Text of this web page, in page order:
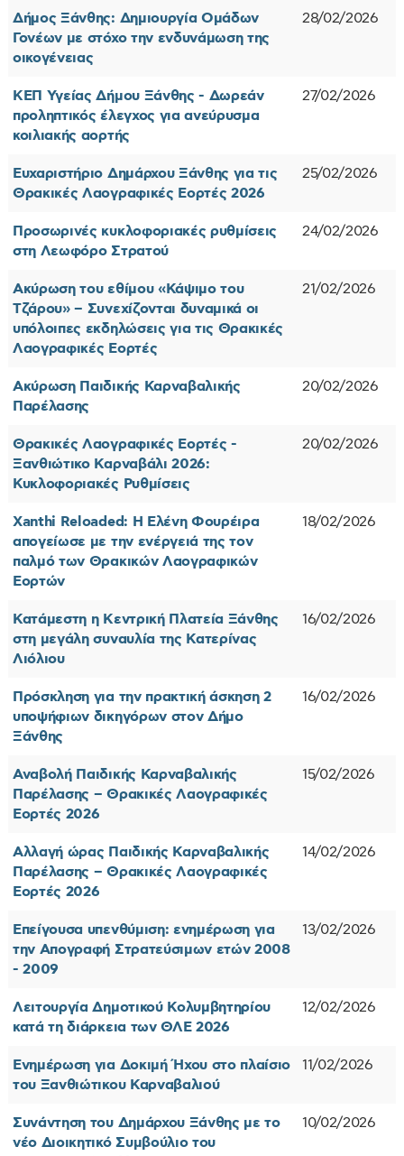
Δήμος Ξάνθης: Δημιουργία Ομάδων
Γονέων με στόχο την ενδυνάμωση της
οικογένειας
28/02/2026
ΚΕΠ Υγείας Δήμου Ξάνθης - Δωρεάν
προληπτικός έλεγχος για ανεύρυσμα
κοιλιακής αορτής
27/02/2026
Ευχαριστήριο Δημάρχου Ξάνθης για τις
Θρακικές Λαογραφικές Εορτές 2026
25/02/2026
Προσωρινές κυκλοφοριακές ρυθμίσεις
στη Λεωφόρο Στρατού
24/02/2026
Ακύρωση του εθίμου «Κάψιμο του
Τζάρου» – Συνεχίζονται δυναμικά οι
υπόλοιπες εκδηλώσεις για τις Θρακικές
Λαογραφικές Εορτές
21/02/2026
Ακύρωση Παιδικής Καρναβαλικής
Παρέλασης
20/02/2026
Θρακικές Λαογραφικές Εορτές -
Ξανθιώτικο Καρναβάλι 2026:
Κυκλοφοριακές Ρυθμίσεις
20/02/2026
Xanthi Reloaded: Η Ελένη Φουρέιρα
απογείωσε με την ενέργειά της τον
παλμό των Θρακικών Λαογραφικών
Εορτών
18/02/2026
Κατάμεστη η Κεντρική Πλατεία Ξάνθης
στη μεγάλη συναυλία της Κατερίνας
Λιόλιου
16/02/2026
Πρόσκληση για την πρακτική άσκηση 2
υποψήφιων δικηγόρων στον Δήμο
Ξάνθης
16/02/2026
Αναβολή Παιδικής Καρναβαλικής
Παρέλασης – Θρακικές Λαογραφικές
Εορτές 2026
15/02/2026
Αλλαγή ώρας Παιδικής Καρναβαλικής
Παρέλασης – Θρακικές Λαογραφικές
Εορτές 2026
14/02/2026
Επείγουσα υπενθύμιση: ενημέρωση για
την Απογραφή Στρατεύσιμων ετών 2008
- 2009
13/02/2026
Λειτουργία Δημοτικού Κολυμβητηρίου
κατά τη διάρκεια των ΘΛΕ 2026
12/02/2026
Ενημέρωση για Δοκιμή Ήχου στο πλαίσιο
του Ξανθιώτικου Καρναβαλιού
11/02/2026
Συνάντηση του Δημάρχου Ξάνθης με το
νέο Διοικητικό Συμβούλιο του
10/02/2026